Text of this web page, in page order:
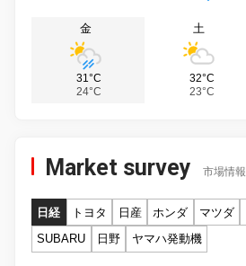
金
31°C
24°C
土
32°C
23°C
Market survey 市場情報
日経 トヨタ 日産 ホンダ マツダ
SUBARU
日野 ヤマハ発動機